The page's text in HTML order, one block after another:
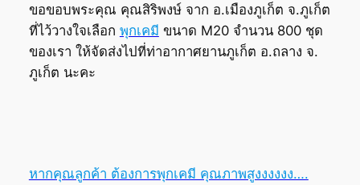
ขอขอบพระคุณ คุณสิริพงษ์ จาก อ.เมืองภูเก็ต จ.ภูเก็ต
ที่ไว้วางใจเลือก พุกเคมี ขนาด M20 จำนวน 800 ชุด
ของเรา ให้จัดส่งไปที่ท่าอากาศยานภูเก็ต อ.ถลาง จ.
ภูเก็ต นะคะ
หากคุณลูกค้า ต้องการพุกเคมี คุณภาพสูงงงงงง….